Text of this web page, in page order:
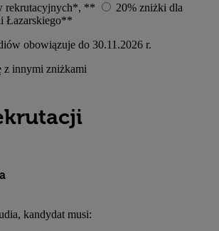
rekrutacyjnych*, **
20% zniżki dla
Łazarskiego**
obowiązuje do 30.11.2026 r.
z innymi zniżkami
kandydat musi: